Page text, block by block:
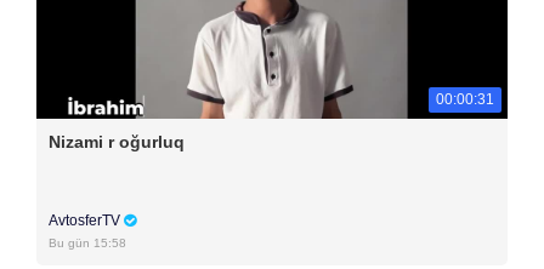
00:00:31
Nizami r oğurluq
AvtosferTV
Bu gün 15:58